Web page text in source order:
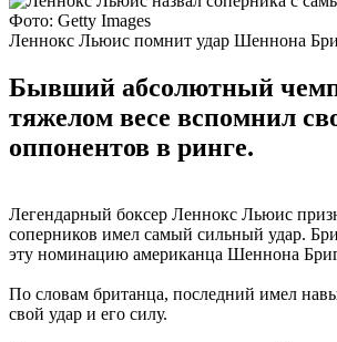
Фото: Getty Images
Леннокс Льюис помнит удар Шеннона
Бывший абсолютный
тяжелом весе вспомнил
оппонентов в ринге.
Легендарный боксер Леннокс Льюис
соперников имел самый сильный удар.
эту номинацию американца Шеннона
По словам британца, последний имел
свой удар и его силу.